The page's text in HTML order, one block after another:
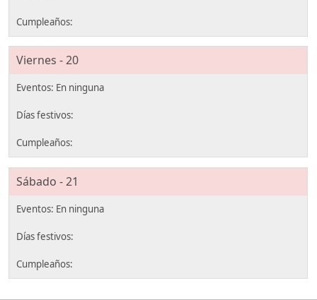
Viernes - 20
Sábado - 21